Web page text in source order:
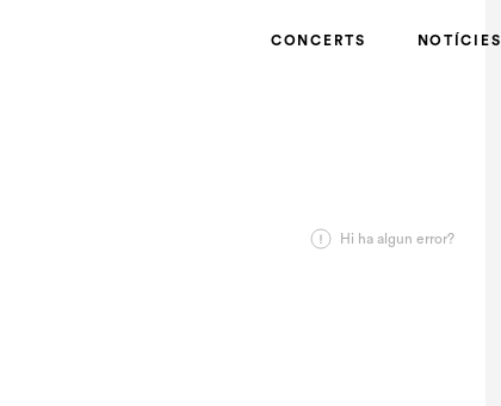
CONCERTS NOTÍCIES
Hi ha algun error?